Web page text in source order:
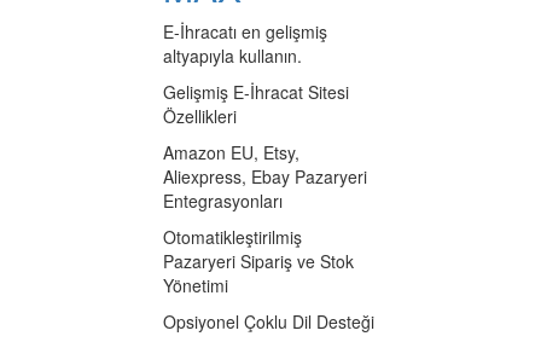
E-İhracatı en gelişmiş
altyapıyla kullanın.
Gelişmiş E-İhracat Sitesi
Özellikleri
Amazon EU, Etsy,
Aliexpress, Ebay Pazaryeri
Entegrasyonları
Otomatikleştirilmiş
Pazaryeri Sipariş ve Stok
Yönetimi
Opsiyonel Çoklu Dil Desteği